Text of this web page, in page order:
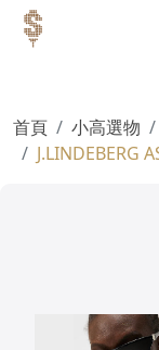
首頁 小高選物
J.LINDEBERG